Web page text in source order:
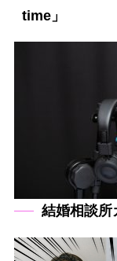
time」
結婚相談所